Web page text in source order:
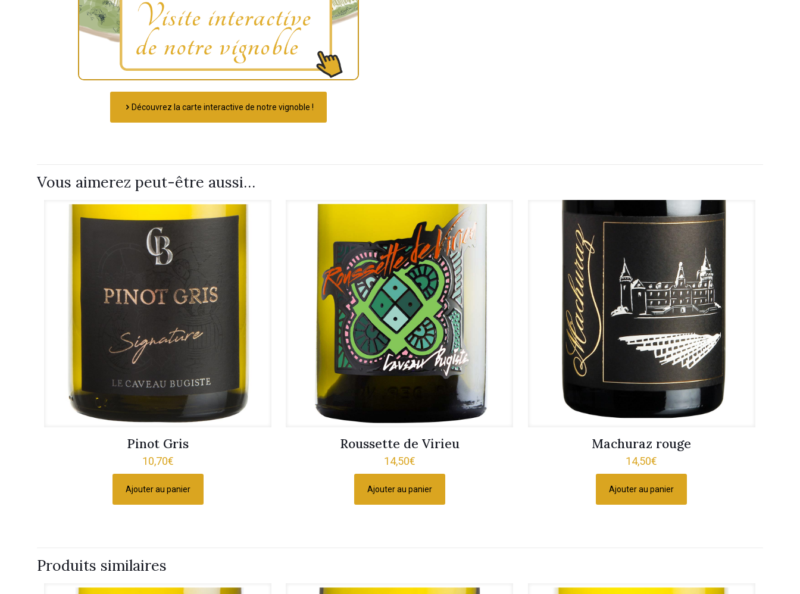
Découvrez la carte interactive de notre vignoble !
Vous aimerez peut-être aussi…
Pinot Gris
10,70€
Ajouter au panier
Roussette de Virieu
14,50€
Ajouter au panier
Machuraz rouge
14,50€
Ajouter au panier
Produits similaires